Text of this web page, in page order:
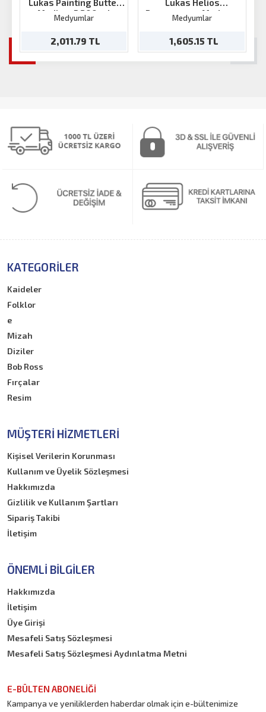
Lukas Painting Butter
Medium 5 200 ml
Medyumlar
2,011.79 TL
Lukas Helios
Resterasyon Medyum
125ml
Medyumlar
1,605.15 TL
KATEGORILER
Kaideler
Folklor
e
Mizah
Diziler
Bob Ross
Fırçalar
Resim
MÜŞTERI HIZMETLERI
Kişisel Verilerin Korunması
Kullanım ve Üyelik Sözleşmesi
Hakkımızda
Gizlilik ve Kullanım Şartları
Sipariş Takibi
İletişim
ÖNEMLI BILGILER
Hakkımızda
İletişim
Üye Girişi
Mesafeli Satış Sözleşmesi
Mesafeli Satış Sözleşmesi Aydınlatma Metni
E-BÜLTEN ABONELİĞİ
Kampanya ve yeniliklerden haberdar olmak için e-bültenimize